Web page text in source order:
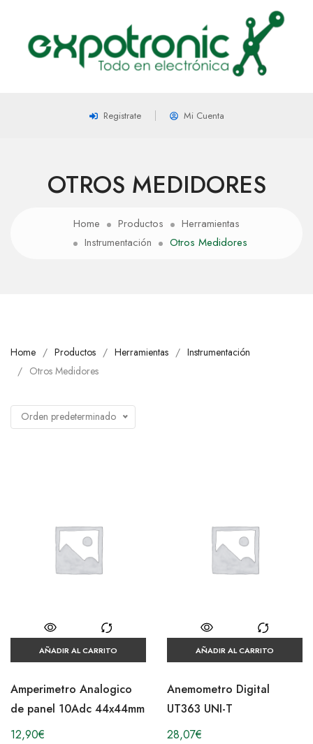
Registrate Mi Cuenta
OTROS MEDIDORES
Home Productos
Herramientas
Instrumentación
Otros Medidores
Home Productos Herramientas
Instrumentación
Otros Medidores
Orden predeterminado
AÑADIR AL CARRITO
Amperimetro Analogico
de panel 10Adc 44x44mm
12,90€
AÑADIR AL CARRITO
Anemometro Digital
UT363 UNI-T
28,07€